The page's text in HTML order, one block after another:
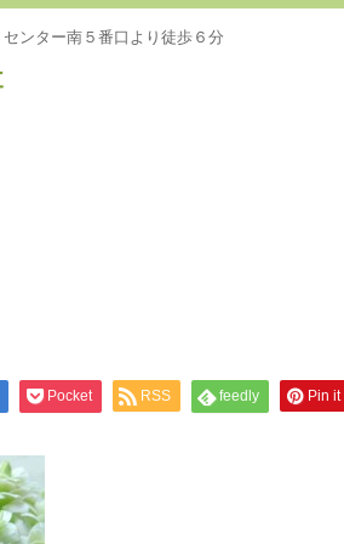
センター南５番口より徒歩６分
Pocket RSS feedly Pin it